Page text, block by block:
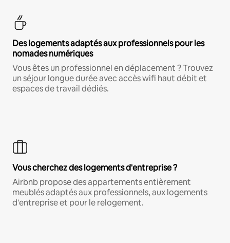
Des logements adaptés aux professionnels pour les
nomades numériques
Vous êtes un professionnel en déplacement ? Trouvez
un séjour longue durée avec accès wifi haut débit et
espaces de travail dédiés.
Vous cherchez des logements d'entreprise ?
Airbnb propose des appartements entièrement
meublés adaptés aux professionnels, aux logements
d'entreprise et pour le relogement.